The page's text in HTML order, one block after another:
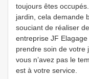
toujours êtes
jardin, cela demande
souciant de réaliser
entreprise JF
prendre soin de votre
vous n’avez pas le
est à votre service.